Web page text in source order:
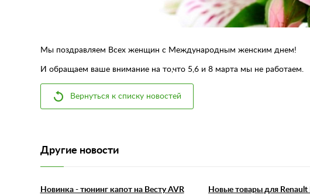
Мы поздравляем Всех женщин с Международным женским днем!
И обращаем ваше внимание на то,что 5,6 и 8 марта мы не работаем.
Вернуться к списку новостей
Другие новости
Новинка - тюнинг капот на Весту AVR
Новые товары для Renault